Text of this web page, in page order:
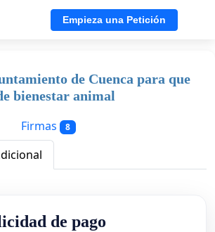
Empieza una Petición
de Cuenca para que
bienestar animal
Firmas 8
de pago